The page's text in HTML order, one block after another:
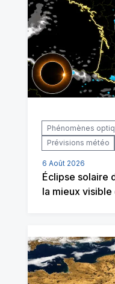
Phénomènes
Prévisions météo
6 Août 2026
Éclipse solaire
la mieux visible